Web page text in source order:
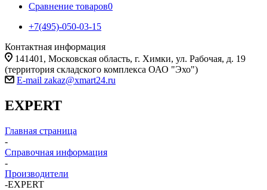
Сравнение товаров0
+7(495)-050-03-15
Контактная информация
141401, Московская область, г. Химки, ул. Рабочая, д. 19
(территория складского комплекса ОАО "Эхо")
E-mail zakaz@xmart24.ru
EXPERT
Главная страница
-
Справочная информация
-
Производители
-EXPERT